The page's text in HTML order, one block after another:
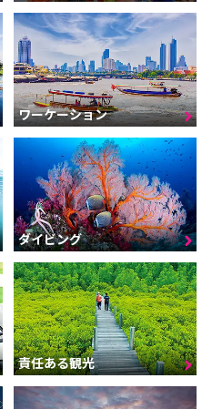
ワーケーション
ダイビング
責任ある観光